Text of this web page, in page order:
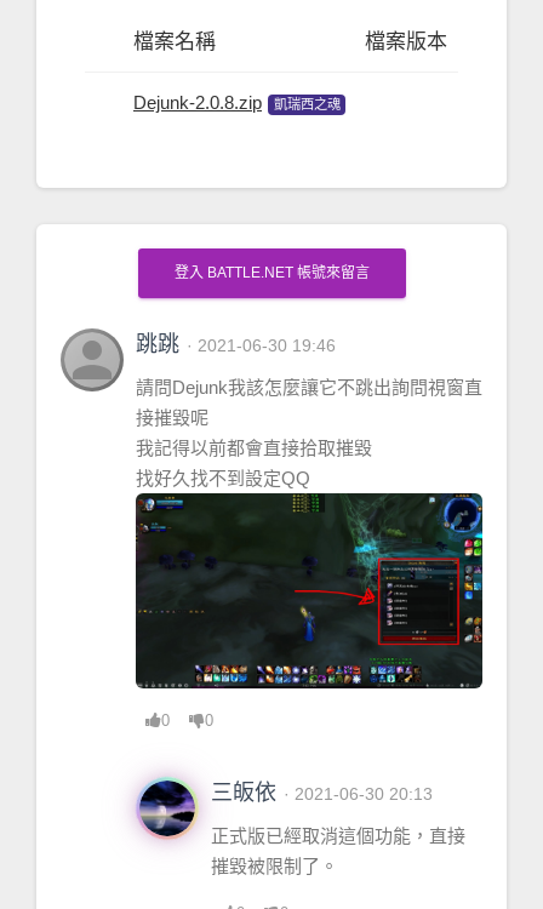
檔案名稱 檔案版本
Dejunk-2.0.8.zip 凱瑞西之魂
登入 BATTLE.NET 帳號來留言
person 跳跳 · 2021-06-30 19:46
請問Dejunk我該怎麼讓它不跳出詢問視窗直
接摧毀呢
我記得以前都會直接拾取摧毀
找好久找不到設定QQ
0 0
三皈依 · 2021-06-30 20:13
正式版已經取消這個功能，直接
摧毀被限制了。